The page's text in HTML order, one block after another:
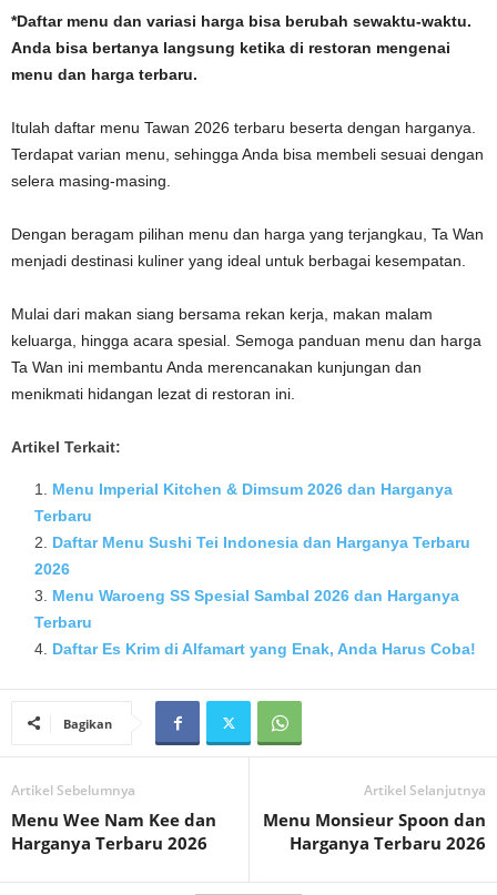
*Daftar menu dan variasi harga bisa berubah sewaktu-waktu.
Anda bisa bertanya langsung ketika di restoran mengenai
menu dan harga terbaru.
Itulah daftar menu Tawan 2026 terbaru beserta dengan harganya.
Terdapat varian menu, sehingga Anda bisa membeli sesuai dengan
selera masing-masing.
Dengan beragam pilihan menu dan harga yang terjangkau, Ta Wan
menjadi destinasi kuliner yang ideal untuk berbagai kesempatan.
Mulai dari makan siang bersama rekan kerja, makan malam
keluarga, hingga acara spesial. Semoga panduan menu dan harga
Ta Wan ini membantu Anda merencanakan kunjungan dan
menikmati hidangan lezat di restoran ini.
Artikel Terkait:
Menu Imperial Kitchen & Dimsum 2026 dan Harganya
Terbaru
Daftar Menu Sushi Tei Indonesia dan Harganya Terbaru
2026
Menu Waroeng SS Spesial Sambal 2026 dan Harganya
Terbaru
Daftar Es Krim di Alfamart yang Enak, Anda Harus Coba!
Bagikan
Artikel Sebelumnya
Menu Wee Nam Kee dan
Harganya Terbaru 2026
Artikel Selanjutnya
Menu Monsieur Spoon dan
Harganya Terbaru 2026